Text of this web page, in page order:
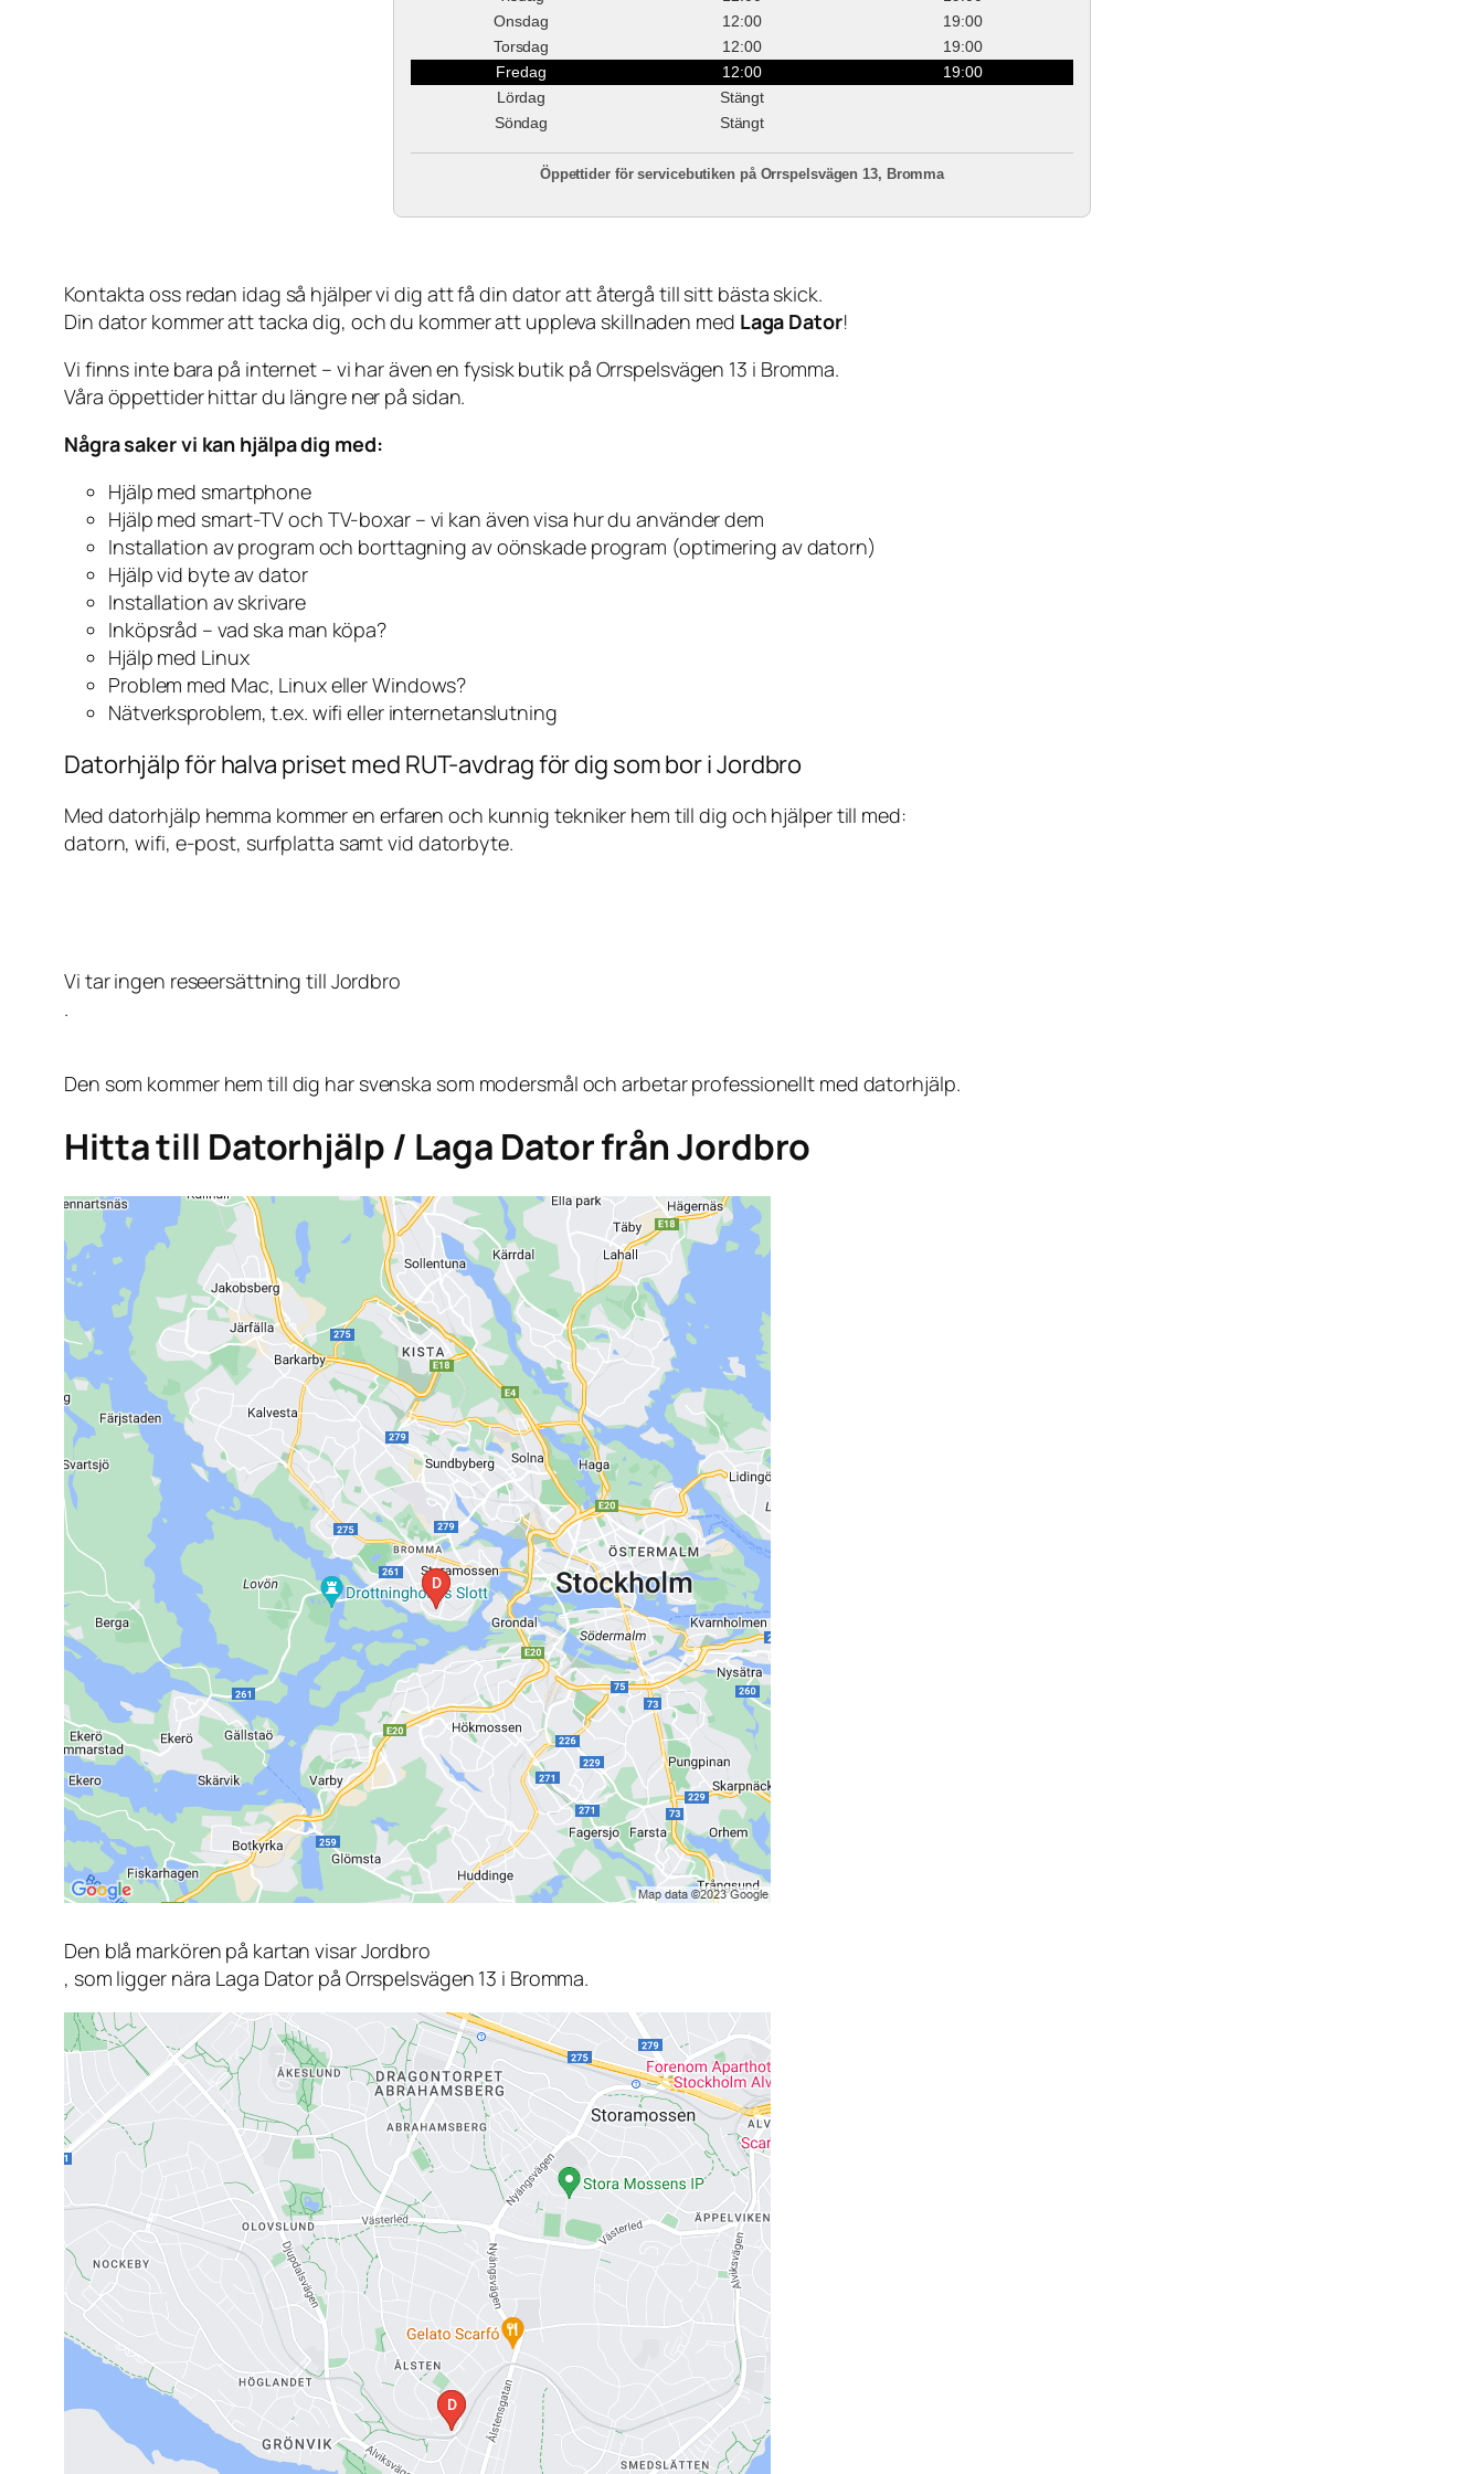
Onsdag
12:00
19:00
Torsdag
12:00
19:00
Fredag
12:00
19:00
Lördag
Stängt
Söndag
Stängt
Öppettider för servicebutiken på Orrspelsvägen 13, Bromma
Kontakta oss redan idag så hjälper vi dig att få din dator att återgå till sitt bästa skick.
Din dator kommer att tacka dig, och du kommer att uppleva skillnaden med Laga Dator!
Vi finns inte bara på internet – vi har även en fysisk butik på Orrspelsvägen 13 i Bromma.
Våra öppettider hittar du längre ner på sidan.
Några saker vi kan hjälpa dig med:
Hjälp med smartphone
Hjälp med smart-TV och TV-boxar – vi kan även visa hur du använder dem
Installation av program och borttagning av oönskade program (optimering av datorn)
Hjälp vid byte av dator
Installation av skrivare
Inköpsråd – vad ska man köpa?
Hjälp med Linux
Problem med Mac, Linux eller Windows?
Nätverksproblem, t.ex. wifi eller internetanslutning
Datorhjälp för halva priset med RUT-avdrag för dig som bor i Jordbro
Med datorhjälp hemma kommer en erfaren och kunnig tekniker hem till dig och hjälper till med:
datorn, wifi, e-post, surfplatta samt vid datorbyte.
Vi tar ingen reseersättning till Jordbro
.
Den som kommer hem till dig har svenska som modersmål och arbetar professionellt med datorhjälp.
Hitta till Datorhjälp / Laga Dator från Jordbro
Den blå markören på kartan visar Jordbro
, som ligger nära Laga Dator på Orrspelsvägen 13 i Bromma.